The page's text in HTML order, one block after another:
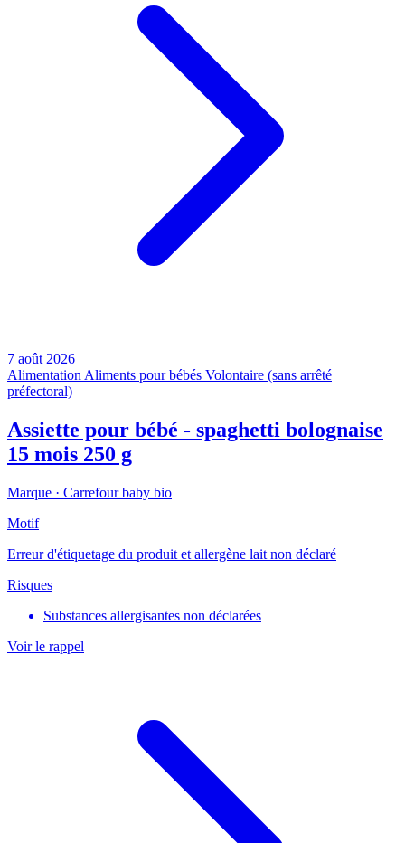
7 août 2026
Alimentation Aliments pour bébés Volontaire (sans arrêté
préfectoral)
Assiette pour bébé - spaghetti bolognaise
15 mois 250 g
Marque · Carrefour baby bio
Motif
Erreur d'étiquetage du produit et allergène lait non déclaré
Risques
Substances allergisantes non déclarées
Voir le rappel